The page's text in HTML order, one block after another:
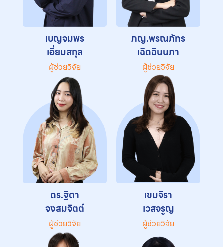
เบญจมพร
เอี่ยมสกุล
ผู้ช่วยวิจัย
ภญ.พรณภัทร
เฉิดฉินนภา
ผู้ช่วยวิจัย
ดร.ฐิตา
จงสมจิตต์
ผู้ช่วยวิจัย
เขมจิรา
เวสจรูญ
ผู้ช่วยวิจัย